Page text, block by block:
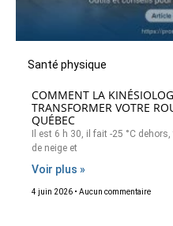
Santé physique
COMMENT LA
TRANSFORMER VOTRE
QUÉBEC
Il est 6 h 30, il fait -25 °C
de neige et
Voir plus »
4 juin 2026 Aucun commentaire